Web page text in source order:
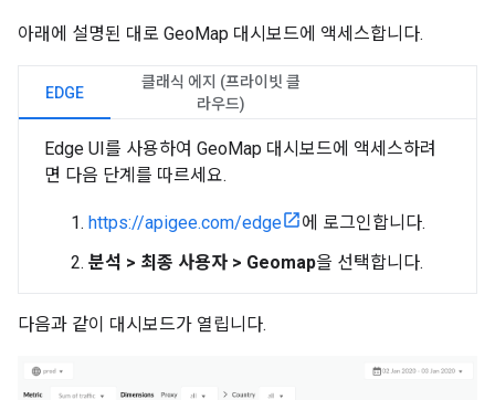
아래에 설명된 대로 GeoMap 대시보드에 액세스합니다.
EDGE
클래식 에지 (프라이빗 클
라우드)
Edge UI를 사용하여 GeoMap 대시보드에 액세스하려
면 다음 단계를 따르세요.
https://apigee.com/edge
에 로그인합니다.
분석 > 최종 사용자 > Geomap을 선택합니다.
다음과 같이 대시보드가 열립니다.